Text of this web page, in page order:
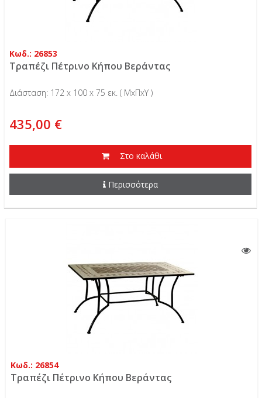
Κωδ.: 26853
Τραπέζι Πέτρινο Κήπου Βεράντας
Διάσταση: 172 x 100 x 75 εκ. ( ΜxΠxΥ )
435,00 €
Στο καλάθι
Περισσότερα
Κωδ.: 26854
Τραπέζι Πέτρινο Κήπου Βεράντας